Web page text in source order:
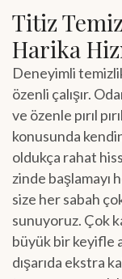
Titiz
Harika
Deneyimli
özenli çalışır.
ve özenle pırıl
konusunda
oldukça rahat
zinde başlamayı
size her sabah
sunuyoruz. Çok
büyük bir keyifle
dışarıda ekstra